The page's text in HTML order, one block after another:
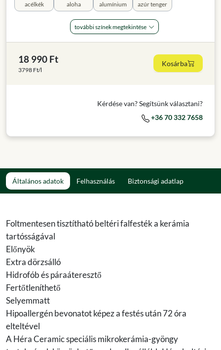
acélkék aloha alumínium azúr tenger
további színek megtekintése
18 990 Ft
3798 Ft/l
Kosárba
Kérdése van? Segítsünk választani?
+36 70 332 7658
Általános adatok Felhasználás Biztonsági adatlap
Foltmentesen tisztítható beltéri falfesték a kerámia
tartósságával
Előnyök
Extra dörzsálló
Hidrofób és páraáteresztő
Fertőtleníthető
Selyemmatt
Hipoallergén bevonatot képez a festés után 72 óra
elteltével
A Héra Ceramic speciális mikrokerámia-gyöngy